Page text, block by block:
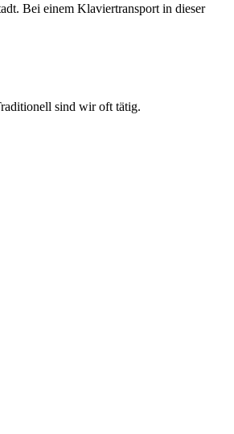
Bei einem Klaviertransport in dieser
sind wir oft tätig.